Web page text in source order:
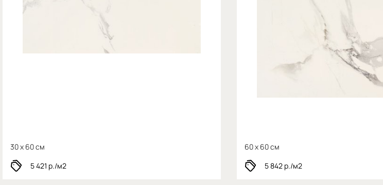
30 x 60 см
5 421 р./м2
60 x 60 см
5 842 р./м2